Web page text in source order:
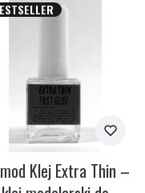
Klej Extra Thin –